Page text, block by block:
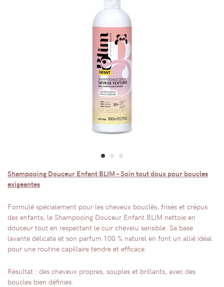
Shampooing Douceur Enfant BLIM – Soin tout doux pour boucles
exigeantes
Formulé spécialement pour les cheveux bouclés, frisés et crépus
des enfants, le Shampooing Douceur Enfant BLIM nettoie en
douceur tout en respectant le cuir chevelu sensible. Sa base
lavante délicate et son parfum 100 % naturel en font un allié idéal
pour une routine capillaire tendre et efficace.
Résultat : des cheveux propres, souples et brillants, avec des
boucles bien définies.